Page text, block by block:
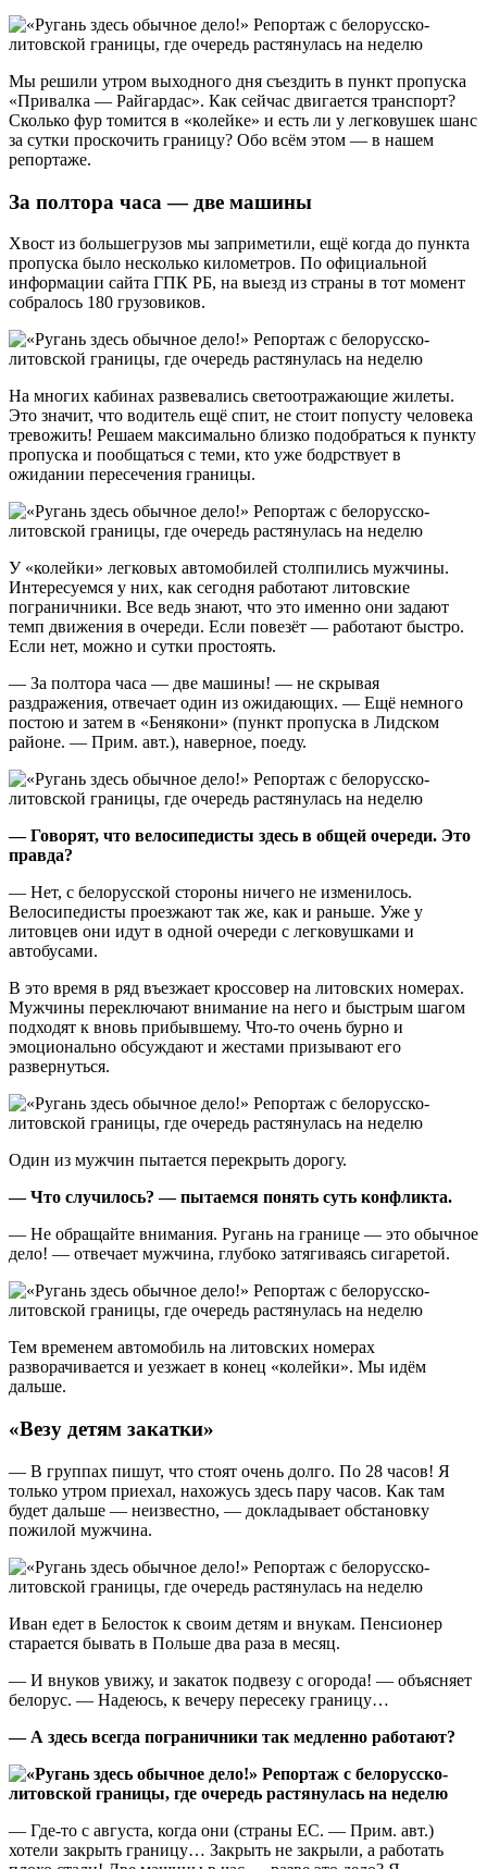
Мы решили утром выходного дня съездить в пункт пропуска
«Привалка — Райгардас». Как сейчас двигается транспорт?
Сколько фур томится в «колейке» и есть ли у легковушек шанс
за сутки проскочить границу? Обо всём этом — в нашем
репортаже.
За полтора часа — две машины
Хвост из большегрузов мы заприметили, ещё когда до пункта
пропуска было несколько километров. По официальной
информации сайта ГПК РБ, на выезд из страны в тот момент
собралось 180 грузовиков.
На многих кабинах развевались светоотражающие жилеты.
Это значит, что водитель ещё спит, не стоит попусту человека
тревожить! Решаем максимально близко подобраться к пункту
пропуска и пообщаться с теми, кто уже бодрствует в
ожидании пересечения границы.
У «колейки» легковых автомобилей столпились мужчины.
Интересуемся у них, как сегодня работают литовские
пограничники. Все ведь знают, что это именно они задают
темп движения в очереди. Если повезёт — работают быстро.
Если нет, можно и сутки простоять.
— За полтора часа — две машины! — не скрывая
раздражения, отвечает один из ожидающих. — Ещё немного
постою и затем в «Бенякони» (пункт пропуска в Лидском
районе. — Прим. авт.), наверное, поеду.
— Говорят, что велосипедисты здесь в общей очереди. Это
правда?
— Нет, с белорусской стороны ничего не изменилось.
Велосипедисты проезжают так же, как и раньше. Уже у
литовцев они идут в одной очереди с легковушками и
автобусами.
В это время в ряд въезжает кроссовер на литовских номерах.
Мужчины переключают внимание на него и быстрым шагом
подходят к вновь прибывшему. Что-то очень бурно и
эмоционально обсуждают и жестами призывают его
развернуться.
Один из мужчин пытается перекрыть дорогу.
— Что случилось? — пытаемся понять суть конфликта.
— Не обращайте внимания. Ругань на границе — это обычное
дело! — отвечает мужчина, глубоко затягиваясь сигаретой.
Тем временем автомобиль на литовских номерах
разворачивается и уезжает в конец «колейки». Мы идём
дальше.
«Везу детям закатки»
— В группах пишут, что стоят очень долго. По 28 часов! Я
только утром приехал, нахожусь здесь пару часов. Как там
будет дальше — неизвестно, — докладывает обстановку
пожилой мужчина.
Иван едет в Белосток к своим детям и внукам. Пенсионер
старается бывать в Польше два раза в месяц.
— И внуков увижу, и закаток подвезу с огорода! — объясняет
белорус. — Надеюсь, к вечеру пересеку границу…
— А здесь всегда пограничники так медленно работают?
— Где-то с августа, когда они (страны ЕС. — Прим. авт.)
хотели закрыть границу… Закрыть не закрыли, а работать